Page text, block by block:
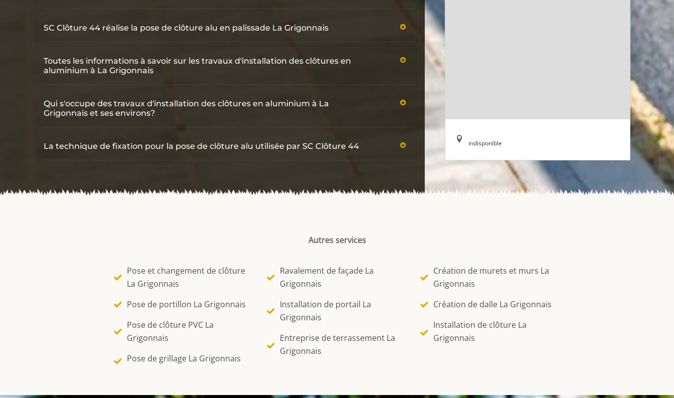
SC Clôture 44 réalise la pose de clôture alu en palissade La Grigonnais
Toutes les informations à savoir sur les travaux d'installation des clôtures en
aluminium à La Grigonnais
Qui s'occupe des travaux d'installation des clôtures en aluminium à La
Grigonnais et ses environs?
La technique de fixation pour la pose de clôture alu utilisée par SC Clôture 44 indisponible
Autres services
Pose et changement de clôture
La Grigonnais
Pose de portillon La Grigonnais
Pose de clôture PVC La
Grigonnais
Pose de grillage La Grigonnais
Ravalement de façade La
Grigonnais
Installation de portail La
Grigonnais
Entreprise de terrassement La
Grigonnais
Création de murets et murs La
Grigonnais
Création de dalle La Grigonnais
Installation de clôture La
Grigonnais